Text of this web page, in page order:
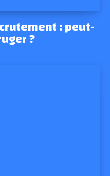
: peut-
?